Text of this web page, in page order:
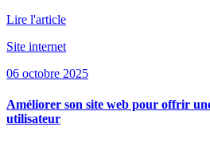
Lire l'article
Site internet
06 octobre 2025
Améliorer son site web pour offrir
utilisateur